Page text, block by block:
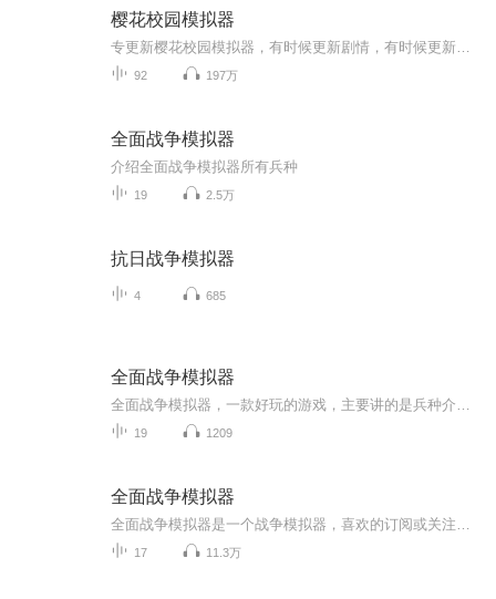
樱花校园模拟器
92 197万
全面战争模拟器
介绍全面战争模拟器所有兵种
19 2.5万
抗日战争模拟器
4 685
全面战争模拟器
19 1209
全面战争模拟器
17 11.3万